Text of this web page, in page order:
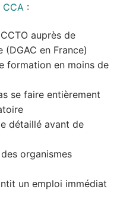
:
auprès de
(DGAC en France)
formation en moins de
se faire entièrement
détaillé avant de
organismes
un emploi immédiat